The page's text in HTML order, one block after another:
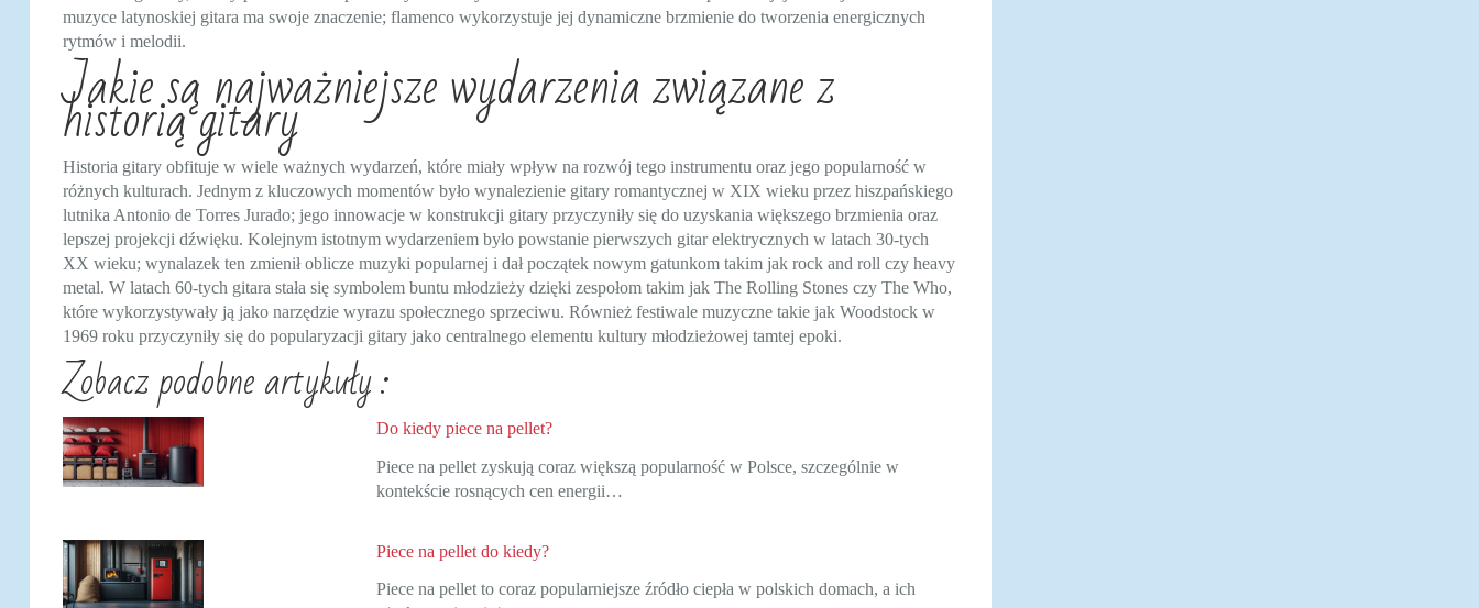
muzyce latynoskiej gitara ma swoje znaczenie; flamenco wykorzystuje jej dynamiczne brzmienie do tworzenia energicznych
rytmów i melodii.
Jakie są najważniejsze wydarzenia związane z
historią gitary
Historia gitary obfituje w wiele ważnych wydarzeń, które miały wpływ na rozwój tego instrumentu oraz jego popularność w
różnych kulturach. Jednym z kluczowych momentów było wynalezienie gitary romantycznej w XIX wieku przez hiszpańskiego
lutnika Antonio de Torres Jurado; jego innowacje w konstrukcji gitary przyczyniły się do uzyskania większego brzmienia oraz
lepszej projekcji dźwięku. Kolejnym istotnym wydarzeniem było powstanie pierwszych gitar elektrycznych w latach 30-tych
XX wieku; wynalazek ten zmienił oblicze muzyki popularnej i dał początek nowym gatunkom takim jak rock and roll czy heavy
metal. W latach 60-tych gitara stała się symbolem buntu młodzieży dzięki zespołom takim jak The Rolling Stones czy The Who,
które wykorzystywały ją jako narzędzie wyrazu społecznego sprzeciwu. Również festiwale muzyczne takie jak Woodstock w
1969 roku przyczyniły się do popularyzacji gitary jako centralnego elementu kultury młodzieżowej tamtej epoki.
Zobacz podobne artykuły :
Do kiedy piece na pellet?
Piece na pellet zyskują coraz większą popularność w Polsce, szczególnie w
kontekście rosnących cen energii…
Piece na pellet do kiedy?
Piece na pellet to coraz popularniejsze źródło ciepła w polskich domach, a ich